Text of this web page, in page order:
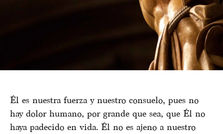
Él es nuestra fuerza y nuestro consuelo, pues no
hay dolor humano, por grande que sea, que Él no
haya padecido en vida. Él no es ajeno a nuestro